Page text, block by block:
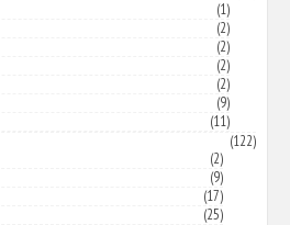
(1)
(2)
(2)
(2)
(2)
(9)
(11)
(122)
(2)
(9)
(17)
(25)